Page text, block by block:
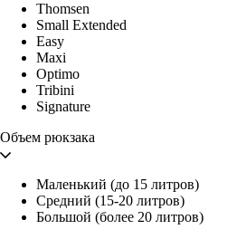
Thomsen
Small Extended
Easy
Maxi
Optimo
Tribini
Signature
Объем рюкзака
Маленький (до 15 литров)
Средний (15-20 литров)
Большой (более 20 литров)